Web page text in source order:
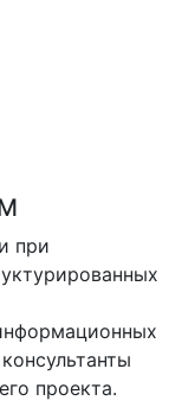
при
проекта.